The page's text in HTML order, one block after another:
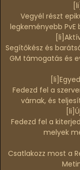
[li]
Vegyél részt
legkeményebb PvE
[li]
Segítőkész és
GM támogatás és
[li]
Fedezd fel a
várnak, és
[li]
Fedezd fel a
melyek
Csatlakozz most a